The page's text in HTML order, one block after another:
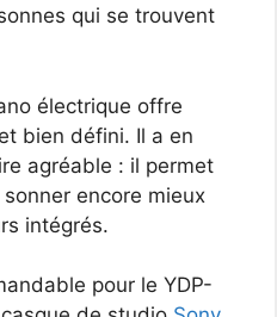
qui se trouvent
électrique offre
bien défini. Il a en
agréable : il permet
encore mieux
intégrés.
pour le YDP-